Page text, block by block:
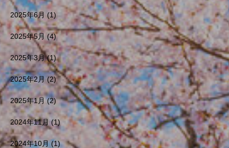
2025年6月 (1)
2025年5月 (4)
2025年3月(1)
2025年2月(2)
2025年1月 (2)
2024年11月(1)
2024年10月(1)